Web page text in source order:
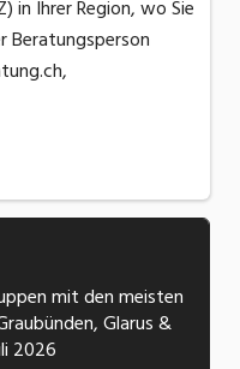
in Ihrer Region, wo Sie
Beratungsperson
mit den meisten
Glarus &
2026